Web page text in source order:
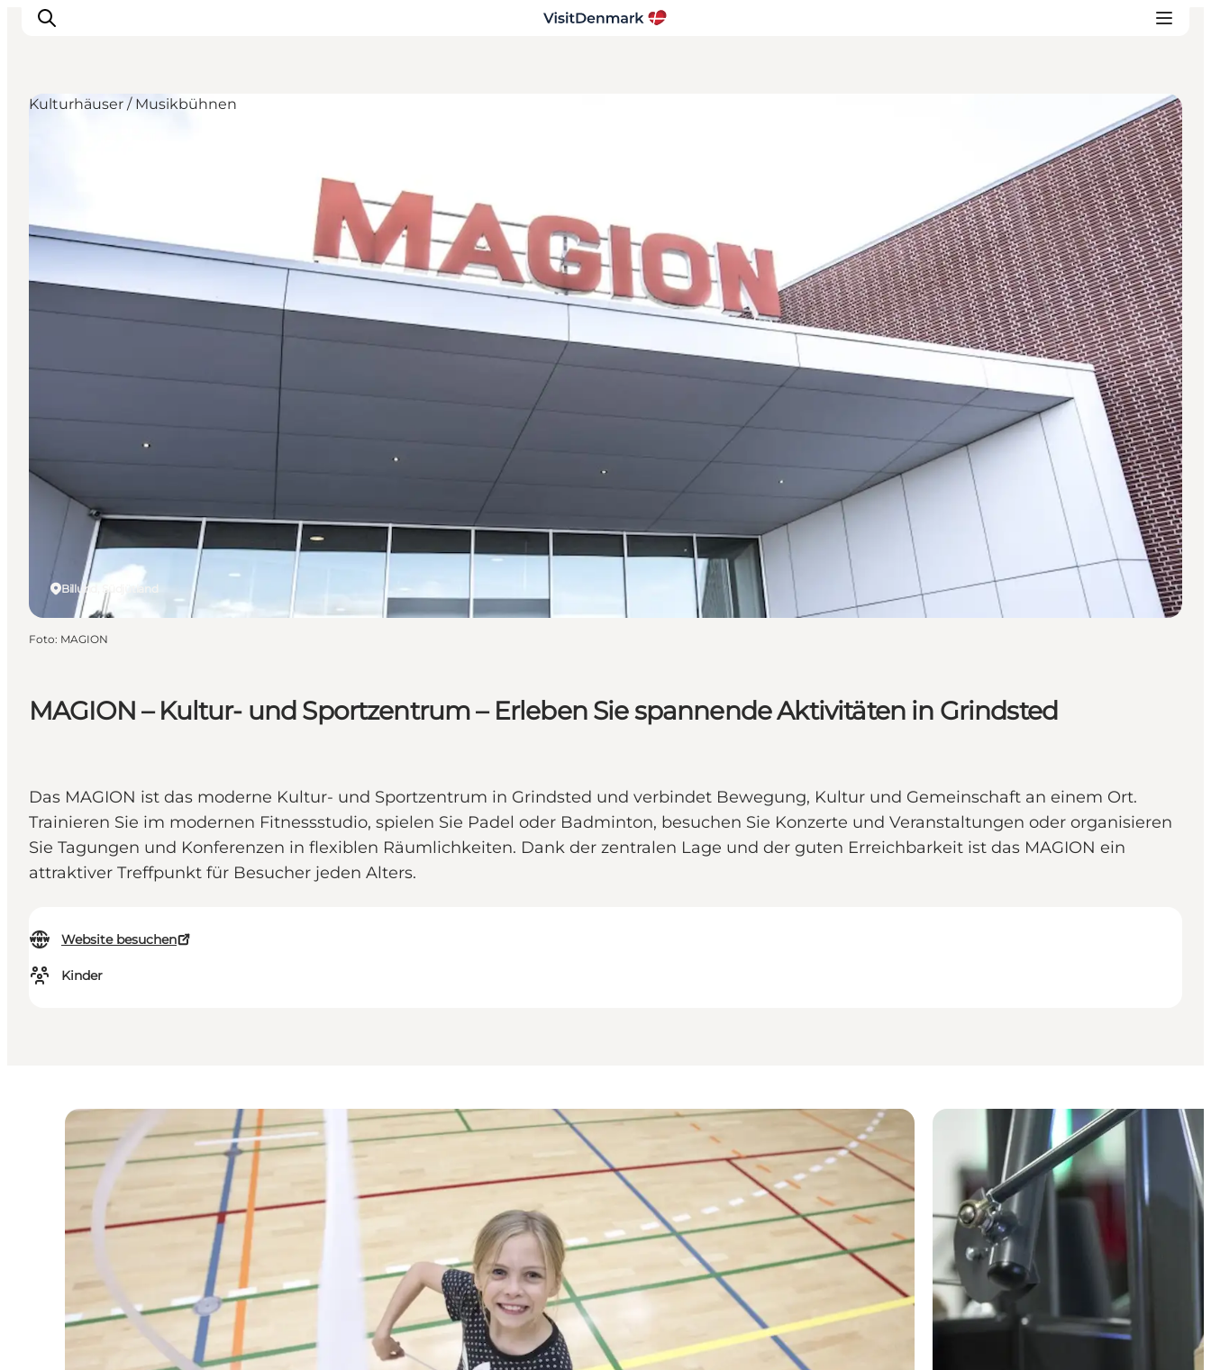
Unterkünfte
Reiseplanung
MAGION – Kultur- und Sportzentrum – Erleben Sie spannende Aktivitäten in Grindsted
Das MAGION ist das moderne Kultur- und Sportzentrum in Grindsted und verbindet Bewegung, Kultur und Gemeinschaft an einem Ort.
Trainieren Sie im modernen Fitnessstudio, spielen Sie Padel oder Badminton, besuchen Sie Konzerte und Veranstaltungen oder organisieren
Sie Tagungen und Konferenzen in flexiblen Räumlichkeiten. Dank der zentralen Lage und der guten Erreichbarkeit ist das MAGION ein
attraktiver Treffpunkt für Besucher jeden Alters.
Website besuchen
Kinder
Billund, Südjütland
Kulturhäuser / Musikbühnen
Foto: MAGION